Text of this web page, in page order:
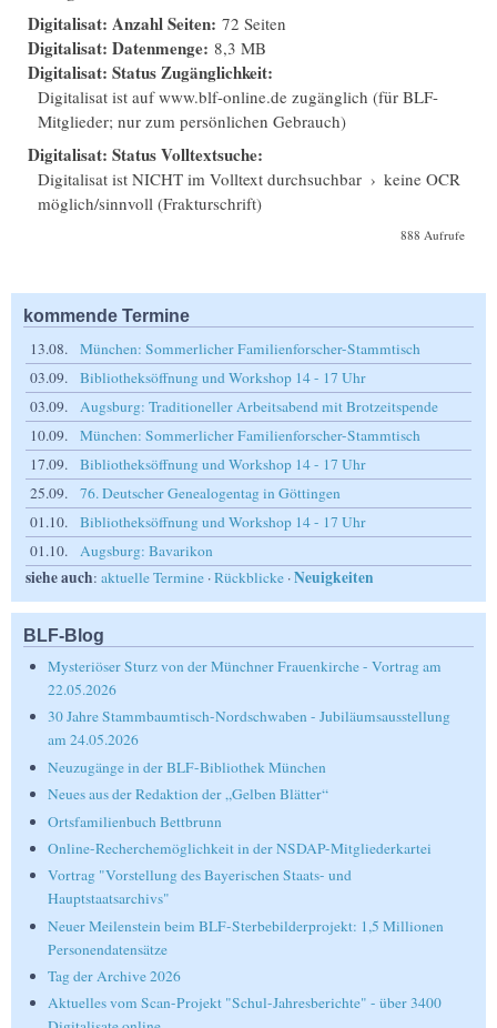
Digitalisat: Anzahl Seiten: 72 Seiten
Digitalisat: Datenmenge: 8,3 MB
Digitalisat: Status Zugänglichkeit:
Digitalisat ist auf www.blf-online.de zugänglich (für BLF-
Mitglieder; nur zum persönlichen Gebrauch)
Digitalisat: Status Volltextsuche:
Digitalisat ist NICHT im Volltext durchsuchbar › keine OCR
möglich/sinnvoll (Frakturschrift)
888 Aufrufe
kommende Termine
13.08.
München: Sommerlicher Familienforscher-Stammtisch
03.09.
Bibliotheksöffnung und Workshop 14 - 17 Uhr
03.09.
Augsburg: Traditioneller Arbeitsabend mit Brotzeitspende
10.09.
München: Sommerlicher Familienforscher-Stammtisch
17.09.
Bibliotheksöffnung und Workshop 14 - 17 Uhr
25.09.
76. Deutscher Genealogentag in Göttingen
01.10.
Bibliotheksöffnung und Workshop 14 - 17 Uhr
01.10.
Augsburg: Bavarikon
siehe auch: aktuelle Termine ·Rückblicke ·Neuigkeiten
BLF-Blog
Mysteriöser Sturz von der Münchner Frauenkirche - Vortrag am
22.05.2026
30 Jahre Stammbaumtisch-Nordschwaben - Jubiläumsausstellung
am 24.05.2026
Neuzugänge in der BLF-Bibliothek München
Neues aus der Redaktion der „Gelben Blätter“
Ortsfamilienbuch Bettbrunn
Online-Recherchemöglichkeit in der NSDAP-Mitgliederkartei
Vortrag "Vorstellung des Bayerischen Staats- und
Hauptstaatsarchivs"
Neuer Meilenstein beim BLF-Sterbebilderprojekt: 1,5 Millionen
Personendatensätze
Tag der Archive 2026
Aktuelles vom Scan-Projekt "Schul-Jahresberichte" - über 3400